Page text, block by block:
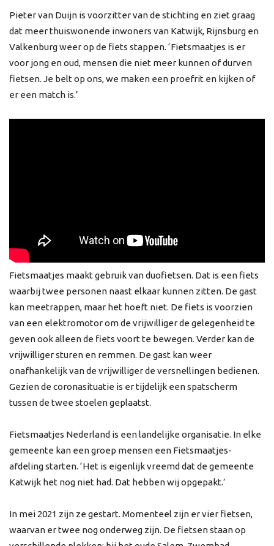
Pieter van Duijn is voorzitter van de stichting en ziet graag
dat meer thuiswonende inwoners van Katwijk, Rijnsburg en
Valkenburg weer op de fiets stappen. ‘Fietsmaatjes is er
voor jong en oud, mensen die niet meer kunnen of durven
fietsen. Je belt op ons, we maken een proefrit en kijken of
er een match is.’
Fietsmaatjes maakt gebruik van duofietsen. Dat is een fiets
waarbij twee personen naast elkaar kunnen zitten. De gast
kan meetrappen, maar het hoeft niet. De fiets is voorzien
van een elektromotor om de vrijwilliger de gelegenheid te
geven ook alleen de fiets voort te bewegen. Verder kan de
vrijwilliger sturen en remmen. De gast kan weer
onafhankelijk van de vrijwilliger de versnellingen bedienen.
Gezien de coronasituatie is er tijdelijk een spatscherm
tussen de twee stoelen geplaatst.
Fietsmaatjes Nederland is een landelijke organisatie. In elke
gemeente kan een groep mensen een Fietsmaatjes-
afdeling starten. ‘Het is eigenlijk vreemd dat de gemeente
Katwijk het nog niet had. Dat hebben wij opgepakt.’
In mei 2021 zijn ze gestart. Momenteel zijn er vier fietsen,
waarvan er twee nog onderweg zijn. De fietsen staan op